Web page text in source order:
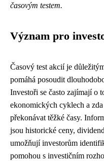
časovým testem.
Význam pro
Časový test akcií je
pomáhá posoudit
Investoři se často zajímají o
ekonomických cyklech a
překonávat těžké časy.
jsou historické ceny,
umožňují investorům
pomohou s investičním